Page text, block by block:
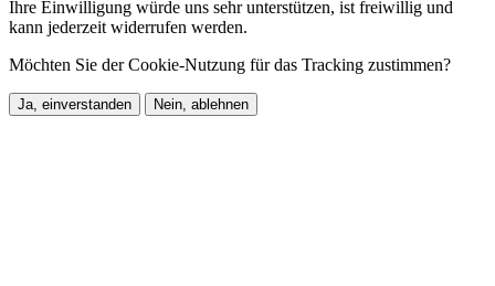
Ihre Einwilligung würde uns sehr unterstützen, ist freiwillig und
kann jederzeit widerrufen werden.
Möchten Sie der Cookie-Nutzung für das Tracking zustimmen?
Ja, einverstanden Nein, ablehnen